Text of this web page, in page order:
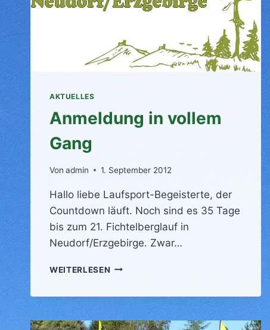
AKTUELLES
Anmeldung in vollem
Gang
Von admin 1. September 2012
Hallo liebe Laufsport-Begeisterte, der
Countdown läuft. Noch sind es 35 Tage
bis zum 21. Fichtelberglauf in
Neudorf/Erzgebirge. Zwar…
WEITERLESEN ANMELDUNG